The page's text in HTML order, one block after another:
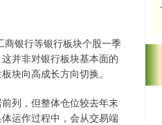
银行等银行板块个股一季
并非对银行板块基本面的
块向高成长方向切换。
列，但整体仓位较去年末
运作过程中，会从交易端
43.13 0.93%